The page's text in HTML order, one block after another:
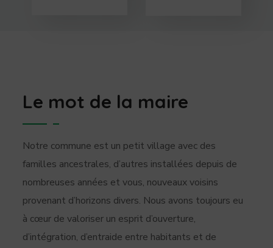
Le mot de la maire
Notre commune est un petit village avec des
familles ancestrales, d’autres installées depuis de
nombreuses années et vous, nouveaux voisins
provenant d’horizons divers. Nous avons toujours eu
à cœur de valoriser un esprit d’ouverture,
d’intégration, d’entraide entre habitants et de